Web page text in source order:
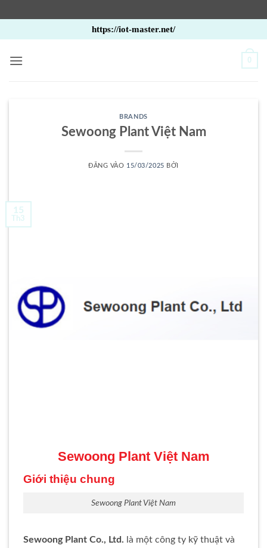
qua
nội
https://iot-master.net/
0
BRANDS
Sewoong Plant Việt Nam
ĐĂNG VÀO 15/03/2025 BỞI
15
Th3
Sewoong Plant Việt Nam
Giới thiệu chung
Sewoong Plant Việt Nam
Sewoong Plant Co., Ltd. là một công ty kỹ thuật và